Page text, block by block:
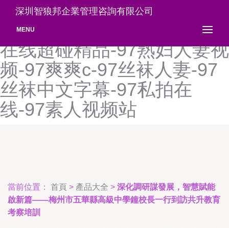
97视频做爱-97是=视频人
爱-97手机日韩免费-97手机
在线超碰精品-97熟妇人妻视
频-97爽爽c-97丝袜人妻-97
丝袜中文字幕-97私拍在
线-97素人视频站
深圳智狼邦企業管理咨詢有限公司
MENU
當前位置： 首頁 > 產品大全 > 深化調研謀發展，智慧賦能
啟新篇——梅州市五華縣高級中學鐘校長一行到訪共升教育
考察培訓